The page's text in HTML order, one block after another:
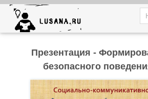
Презентация -
безопасного